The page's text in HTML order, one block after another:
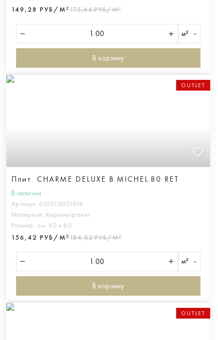
149,28 РУБ/М²175,64 РУБ/М²
м²
В корзину
OUTLET
Плит. CHARME DELUXE B.MICHEL.80 RET
В наличии
Артикул: 610010001914
Материал: Керамогранит
Размер, см: 80 х 80
156,42 РУБ/М²184,02 РУБ/М²
м²
В корзину
OUTLET